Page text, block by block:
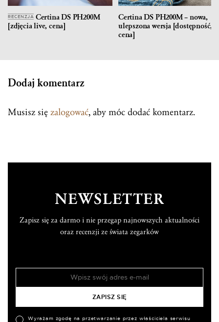
RECENZJA Certina DS PH200M
[zdjęcia live, cena]
Certina DS PH200M – nowa,
ulepszona wersja [dostępność,
cena]
Dodaj komentarz
Musisz się zalogować, aby móc dodać komentarz.
NEWSLETTER
Zapisz się za darmo i nie przegap najnowszych aktualności
oraz recenzji ze świata zegarków
Wyrażam zgodę na przetwarzanie przez właściciela serwisu